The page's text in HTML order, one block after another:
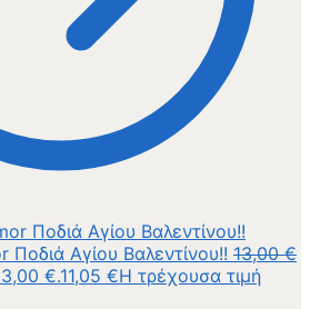
Αγίου Βαλεντίνου!! 13,00€
€.11,05 €Η τρέχουσα τιμή